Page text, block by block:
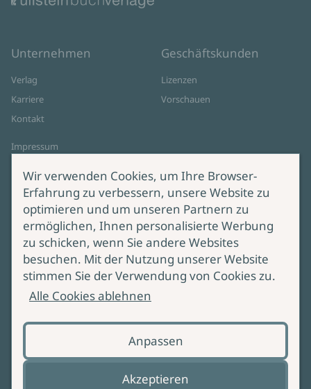
Unternehmen
Verlag
Karriere
Kontakt
Impressum
Cookie-Einstellungen
AGB Online Shop
Geschäftskunden
Lizenzen
Vorschauen
Service
Lieferung & Versand
Produktsicherheit
Bei Fragen zur Produktsicherheit
wenden Sie sich bitte an
Wir verwenden Cookies, um Ihre Browser-
Erfahrung zu verbessern, unsere Website zu
optimieren und um unseren Partnern zu
ermöglichen, Ihnen personalisierte Werbung
zu schicken, wenn Sie andere Websites
besuchen. Mit der Nutzung unserer Website
stimmen Sie der Verwendung von Cookies zu.
Alle Cookies ablehnen
Anpassen
Akzeptieren